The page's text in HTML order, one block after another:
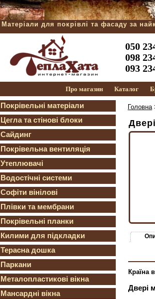
Матеріали для покрівлі та фасаду за
050
098
093
Про магазин Каталог
Покрівельні матеріали
Цегла та стінові блоки
Сайдинг
Покрівельна вентиляція
Утеплювачі
Водостічні системи
Софіти вінілові
Плівки та мембрани
Покрівельні планки
Килими для підкладки
Терасна дошка
Паркани
Металопластикові вікна
Мансардні вікна
Головна
Країна
Двері